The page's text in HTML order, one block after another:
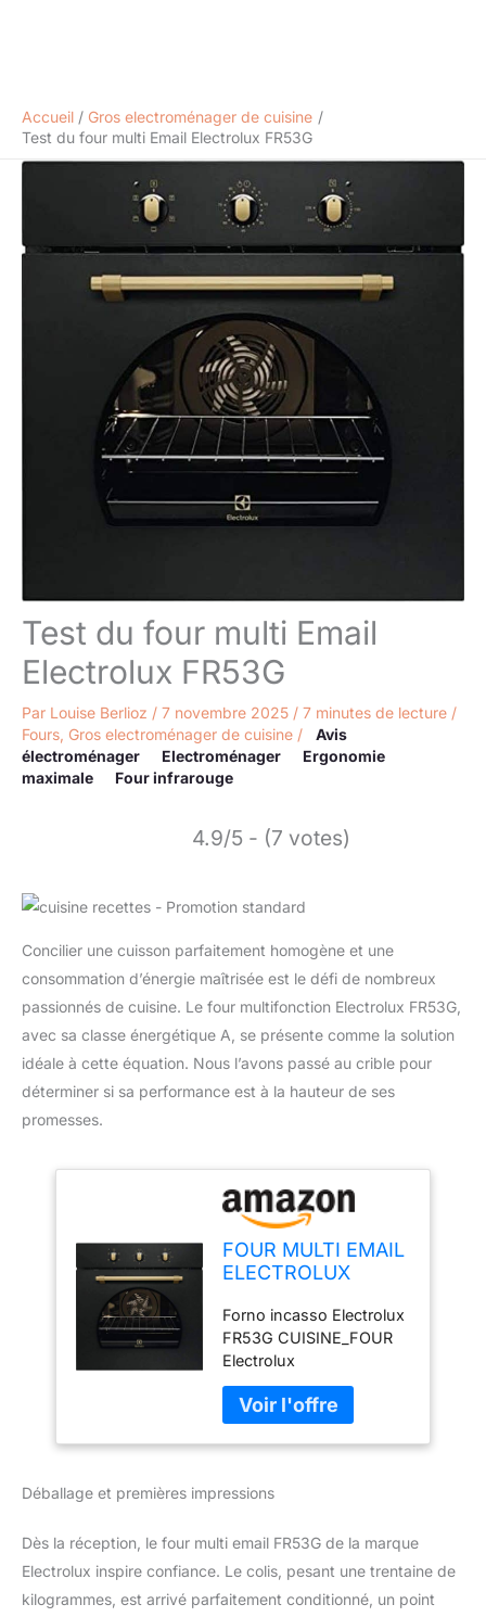
Accueil
Gros electroménager de cuisine
Test du four multi Email Electrolux FR53G
Test du four multi Email
Electrolux FR53G
Par Louise Berlioz / 7 novembre 2025 / 7 minutes de lecture /
Fours Gros electroménager de cuisine /
Avis
électroménager
Electroménager
Ergonomie
maximale
Four infrarouge
4.9/5 - (7 votes)
Concilier une cuisson parfaitement homogène et une
consommation d’énergie maîtrisée est le défi de nombreux
passionnés de cuisine. Le four multifonction Electrolux FR53G,
avec sa classe énergétique A, se présente comme la solution
idéale à cette équation. Nous l’avons passé au crible pour
déterminer si sa performance est à la hauteur de ses
promesses.
FOUR MULTI EMAIL
ELECTROLUX
Forno incasso Electrolux
FR53G CUISINE_FOUR
Electrolux
Déballage et premières impressions
Dès la réception, le four multi email FR53G de la marque
Electrolux inspire confiance. Le colis, pesant une trentaine de
kilogrammes, est arrivé parfaitement conditionné, un point